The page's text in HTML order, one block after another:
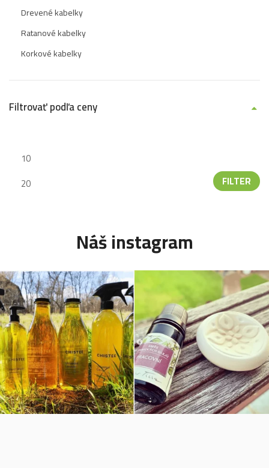
Drevené kabelky
Ratanové kabelky
Korkové kabelky
Filtrovať podľa ceny
FILTER
Náš instagram